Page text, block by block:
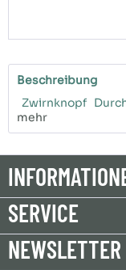
Beschreibung
Zwirnknopf
mehr
SERVICE
NEWSLETTER